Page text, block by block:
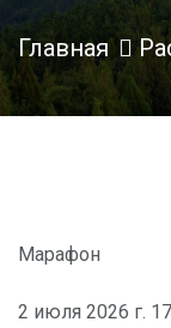
Главная
Марафон
2 июля 2026 г.